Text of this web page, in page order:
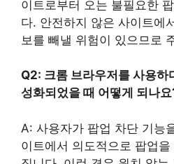
이트로부터 오는 불필요한
다. 안전하지 않은 사이트에
보를 빼낼 위험이 있으므로
Q2: 크롬 브라우저를 사용하
성화되었을 때 어떻게 되나요
A: 사용자가 팝업 차단 기능
이트에서 의도적으로 팝업